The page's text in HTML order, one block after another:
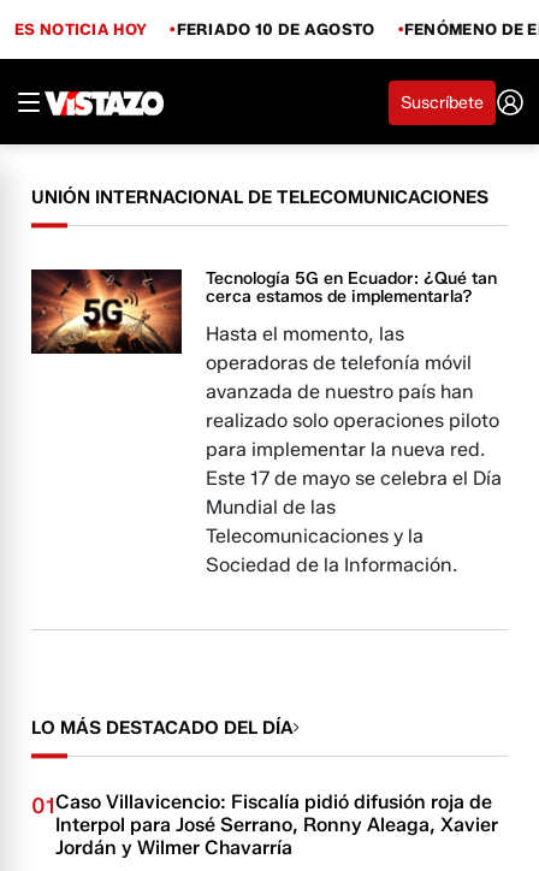
ES NOTICIA HOY FERIADO 10 DE AGOSTO FENÓMENO DE
Suscríbete
UNIÓN INTERNACIONAL DE TELECOMUNICACIONES
Tecnología 5G en Ecuador: ¿Qué tan
cerca estamos de implementarla?
Hasta el momento, las
operadoras de telefonía móvil
avanzada de nuestro país han
realizado solo operaciones piloto
para implementar la nueva red.
Este 17 de mayo se celebra el Día
Mundial de las
Telecomunicaciones y la
Sociedad de la Información.
LO MÁS DESTACADO DEL DÍA
01Caso Villavicencio: Fiscalía pidió difusión roja de
Interpol para José Serrano, Ronny Aleaga, Xavier
Jordán y Wilmer Chavarría